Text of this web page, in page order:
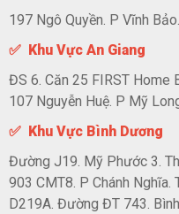
197 Ngô Quyền. P Vĩnh
✅ Khu Vực An Giang
ĐS 6. Căn 25 FIRST Home
107 Nguyễn Huệ. P Mỹ
✅ Khu Vực Bình Dương
Đường J19. Mỹ Phước 3.
903 CMT8. P Chánh
D219A. Đường ĐT 743.